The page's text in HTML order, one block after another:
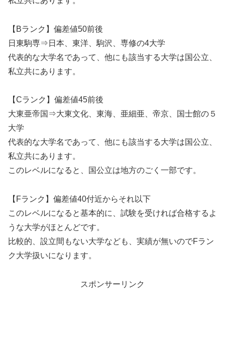
【Bランク】偏差値50前後
日東駒専⇒日本、東洋、駒沢、専修の4大学
代表的な大学名であって、他にも該当する大学は国公立、
私立共にあります。
【Cランク】偏差値45前後
大東亜帝国⇒大東文化、東海、亜細亜、帝京、国士館の５
大学
代表的な大学名であって、他にも該当する大学は国公立、
私立共にあります。
このレベルになると、国公立は地方のごく一部です。
【Fランク】偏差値40付近からそれ以下
このレベルになると基本的に、試験を受ければ合格するよ
うな大学がほとんどです。
比較的、設立間もない大学なども、実績が無いのでFラン
ク大学扱いになります。
スポンサーリンク